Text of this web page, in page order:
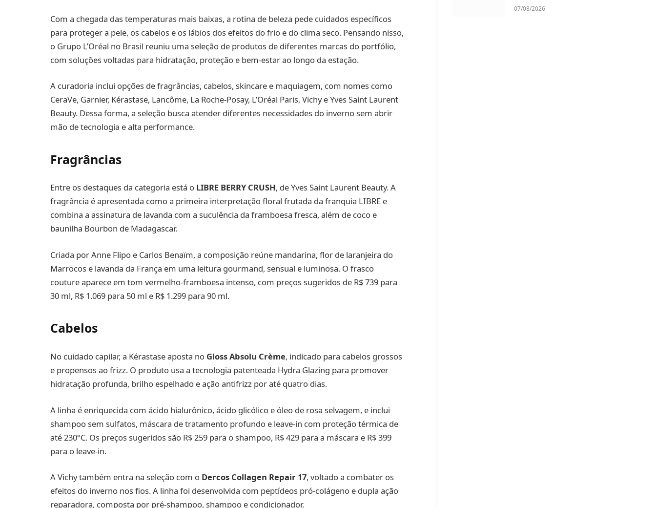
Com a chegada das temperaturas mais baixas, a rotina de beleza pede cuidados específicos
para proteger a pele, os cabelos e os lábios dos efeitos do frio e do clima seco. Pensando nisso,
o Grupo L’Oréal no Brasil reuniu uma seleção de produtos de diferentes marcas do portfólio,
com soluções voltadas para hidratação, proteção e bem-estar ao longo da estação.
A curadoria inclui opções de fragrâncias, cabelos, skincare e maquiagem, com nomes como
CeraVe, Garnier, Kérastase, Lancôme, La Roche-Posay, L’Oréal Paris, Vichy e Yves Saint Laurent
Beauty. Dessa forma, a seleção busca atender diferentes necessidades do inverno sem abrir
mão de tecnologia e alta performance.
Fragrâncias
Entre os destaques da categoria está o LIBRE BERRY CRUSH, de Yves Saint Laurent Beauty. A
fragrância é apresentada como a primeira interpretação floral frutada da franquia LIBRE e
combina a assinatura de lavanda com a suculência da framboesa fresca, além de coco e
baunilha Bourbon de Madagascar.
Criada por Anne Flipo e Carlos Benaïm, a composição reúne mandarina, flor de laranjeira do
Marrocos e lavanda da França em uma leitura gourmand, sensual e luminosa. O frasco
couture aparece em tom vermelho-framboesa intenso, com preços sugeridos de R$ 739 para
30 ml, R$ 1.069 para 50 ml e R$ 1.299 para 90 ml.
Cabelos
No cuidado capilar, a Kérastase aposta no Gloss Absolu Crème, indicado para cabelos grossos
e propensos ao frizz. O produto usa a tecnologia patenteada Hydra Glazing para promover
hidratação profunda, brilho espelhado e ação antifrizz por até quatro dias.
A linha é enriquecida com ácido hialurônico, ácido glicólico e óleo de rosa selvagem, e inclui
shampoo sem sulfatos, máscara de tratamento profundo e leave-in com proteção térmica de
até 230°C. Os preços sugeridos são R$ 259 para o shampoo, R$ 429 para a máscara e R$ 399
para o leave-in.
A Vichy também entra na seleção com o Dercos Collagen Repair 17, voltado a combater os
efeitos do inverno nos fios. A linha foi desenvolvida com peptídeos pró-colágeno e dupla ação
reparadora, composta por pré-shampoo, shampoo e condicionador.
07/08/2026